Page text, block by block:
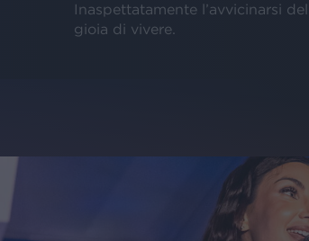
Inaspettatamente l’avvicinarsi
gioia di vivere.